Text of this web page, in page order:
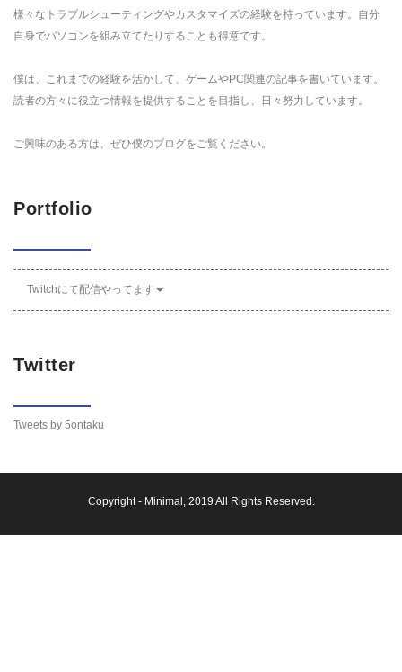
様々なトラブルシューティングやカスタマイズの経験を持っています。自分
自身でパソコンを組み立てたりすることも得意です。
僕は、これまでの経験を活かして、ゲームやPC関連の記事を書いています。
読者の方々に役立つ情報を提供することを目指し、日々努力しています。
ご興味のある方は、ぜひ僕のブログをご覧ください。
Portfolio
Twitchにて配信やってます
Twitter
Tweets by 5ontaku
Copyright - Minimal , 2019 All Rights Reserved.